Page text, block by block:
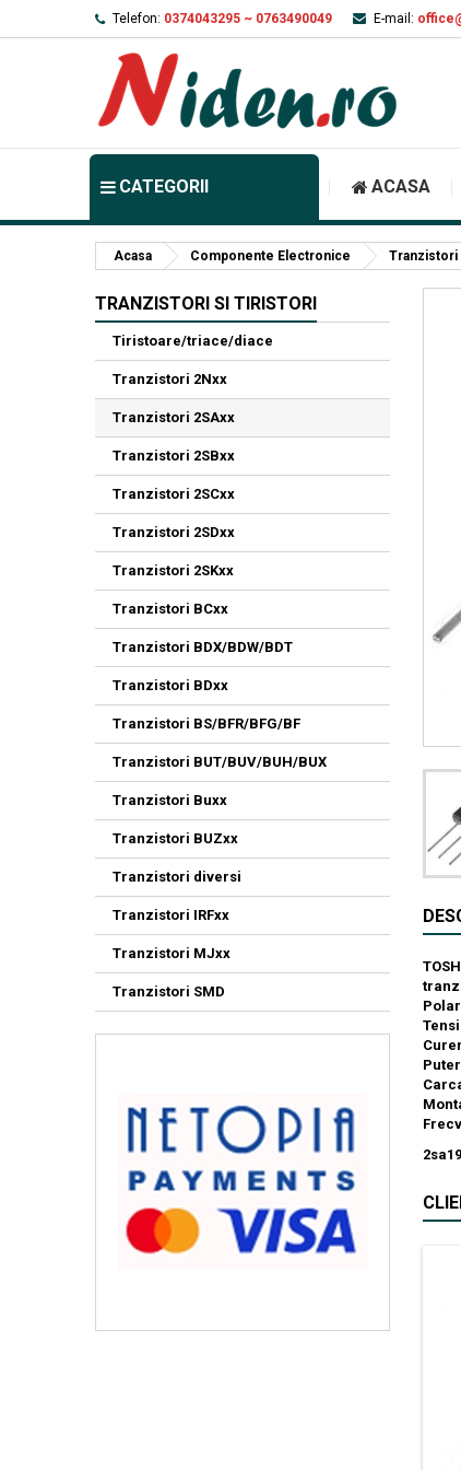
Telefon: 0374043295 ~ 0763490049 E-mail:
CATEGORII ACASA
Acasa Componente Electronice
TRANZISTORI SI TIRISTORI
Tiristoare/triace/diace
Tranzistori 2Nxx
Tranzistori 2SAxx
Tranzistori 2SBxx
Tranzistori 2SCxx
Tranzistori 2SDxx
Tranzistori 2SKxx
Tranzistori BCxx
Tranzistori BDX/BDW/BDT
Tranzistori BDxx
Tranzistori BS/BFR/BFG/BF
Tranzistori BUT/BUV/BUH/BUX
Tranzistori Buxx
Tranzistori BUZxx
Tranzistori diversi
Tranzistori IRFxx
Tranzistori MJxx
Tranzistori SMD